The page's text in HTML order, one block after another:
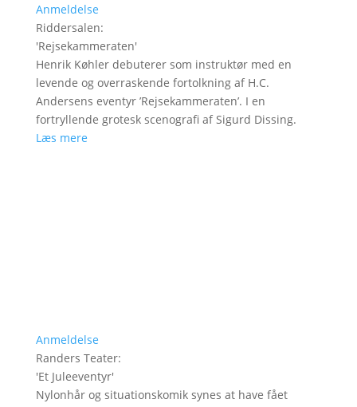
Anmeldelse
Riddersalen:
'Rejsekammeraten'
Henrik Køhler debuterer som instruktør med en
levende og overraskende fortolkning af H.C.
Andersens eventyr ’Rejsekammeraten’. I en
fortryllende grotesk scenografi af Sigurd Dissing.
Læs mere
Anmeldelse
Randers Teater:
'Et Juleeventyr'
Nylonhår og situationskomik synes at have fået